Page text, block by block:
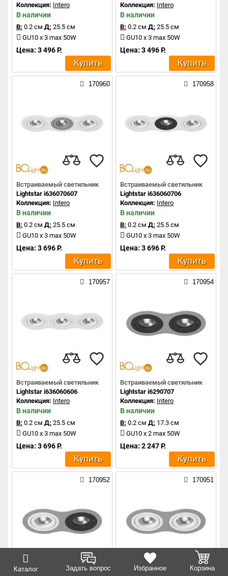
Каталог Задать вопрос Избранное Корзина
Коллекция: Intero
В наличии
В: 0.2 см Д: 25.5 см
GU10 x 3 max 50W
Цена: 3 496 Р.
Купить
Коллекция: Intero
В наличии
В: 0.2 см Д: 25.5 см
GU10 x 3 max 50W
Цена: 3 496 Р.
Купить
170960
Встраиваемый светильник
Lightstar i636070607
Коллекция: Intero
В наличии
В: 0.2 см Д: 25.5 см
GU10 x 3 max 50W
Цена: 3 696 Р.
Купить
170958
Встраиваемый светильник
Lightstar i636060706
Коллекция: Intero
В наличии
В: 0.2 см Д: 25.5 см
GU10 x 3 max 50W
Цена: 3 696 Р.
Купить
170957
Встраиваемый светильник
Lightstar i636060606
Коллекция: Intero
В наличии
В: 0.2 см Д: 25.5 см
GU10 x 3 max 50W
Цена: 3 696 Р.
Купить
170954
Встраиваемый светильник
Lightstar i6290707
Коллекция: Intero
В наличии
В: 0.2 см Д: 17.3 см
GU10 x 2 max 50W
Цена: 2 247 Р.
Купить
170952 170951